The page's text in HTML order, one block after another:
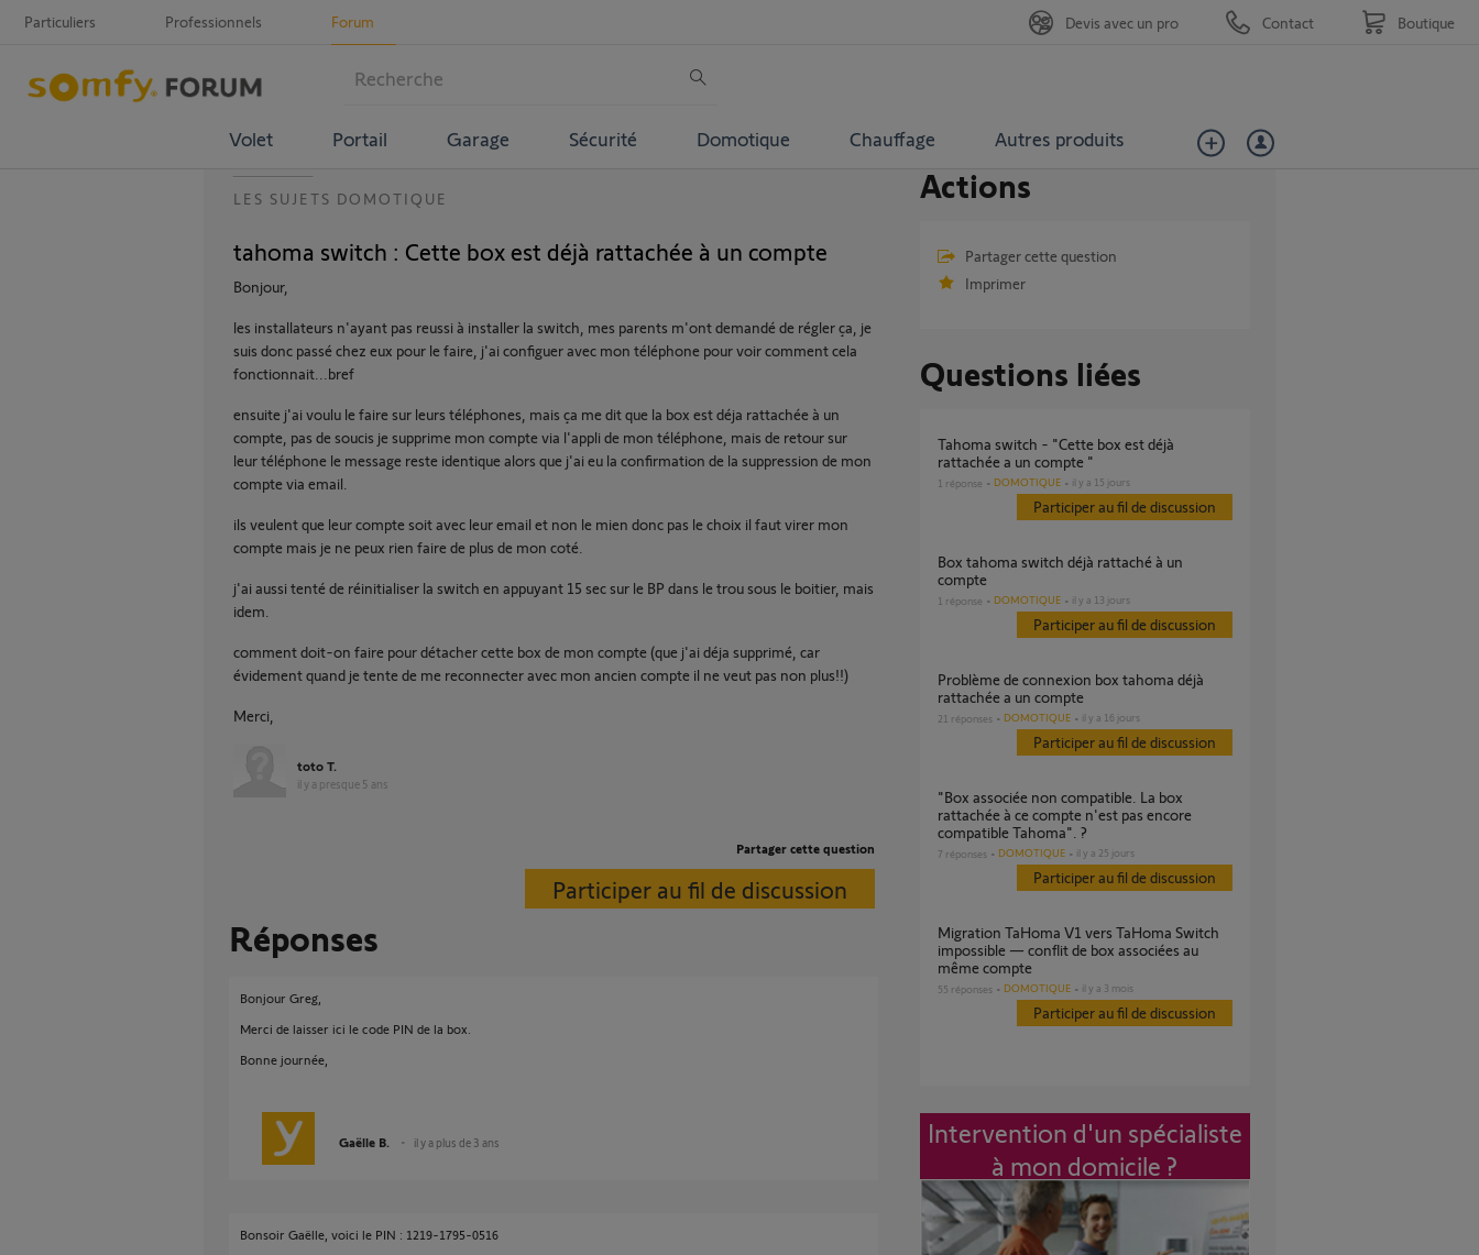
Particuliers Professionnels Forum
Volet Portail Garage Sécurité Domotique Chauffage Autres produits
Devis avec un pro Contact Boutique
LES SUJETS DOMOTIQUE
tahoma switch : Cette box est déjà rattachée à un compte
Bonjour,
les installateurs n'ayant pas reussi à installer la switch, mes parents m'ont demandé de régler ça, je
suis donc passé chez eux pour le faire, j'ai configuer avec mon téléphone pour voir comment cela
fonctionnait...bref
ensuite j'ai voulu le faire sur leurs téléphones, mais ça me dit que la box est déja rattachée à un
compte, pas de soucis je supprime mon compte via l'appli de mon téléphone, mais de retour sur
leur téléphone le message reste identique alors que j'ai eu la confirmation de la suppression de mon
compte via email.
ils veulent que leur compte soit avec leur email et non le mien donc pas le choix il faut virer mon
compte mais je ne peux rien faire de plus de mon coté.
j'ai aussi tenté de réinitialiser la switch en appuyant 15 sec sur le BP dans le trou sous le boitier, mais
idem.
comment doit-on faire pour détacher cette box de mon compte (que j'ai déja supprimé, car
évidement quand je tente de me reconnecter avec mon ancien compte il ne veut pas non plus!!)
Merci,
toto T.
il y a presque 5 ans
Partager cette question
Participer au fil de discussion
Réponses
Bonjour Greg,
Merci de laisser ici le code PIN de la box.
Bonne journée,
Gaëlle B. il y a plus de 3 ans
Bonsoir Gaëlle, voici le PIN : 1219-1795-0516
Actions
Partager cette question
Imprimer
Questions liées
Tahoma switch - "Cette box est déjà
rattachée a un compte "
1 réponse DOMOTIQUE il y a 15 jours
Participer au fil de discussion
Box tahoma switch déjà rattaché à un
compte
1 réponse DOMOTIQUE il y a 13 jours
Participer au fil de discussion
Problème de connexion box tahoma déjà
rattachée a un compte
21 réponses DOMOTIQUE il y a 16 jours
Participer au fil de discussion
"Box associée non compatible. La box
rattachée à ce compte n'est pas encore
compatible Tahoma". ?
7 réponses DOMOTIQUE il y a 25 jours
Participer au fil de discussion
Migration TaHoma V1 vers TaHoma Switch
impossible — conflit de box associées au
même compte
55 réponses DOMOTIQUE il y a 3 mois
Participer au fil de discussion
Intervention d'un spécialiste
à mon domicile ?